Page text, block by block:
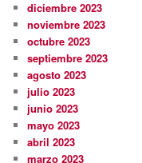
diciembre 2023
noviembre 2023
octubre 2023
septiembre 2023
agosto 2023
julio 2023
junio 2023
mayo 2023
abril 2023
marzo 2023